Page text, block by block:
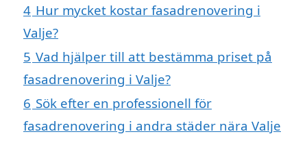
4 Hur mycket kostar fasadrenovering i
Valje?
5 Vad hjälper till att bestämma priset på
fasadrenovering i Valje?
6 Sök efter en professionell för
fasadrenovering i andra städer nära Valje